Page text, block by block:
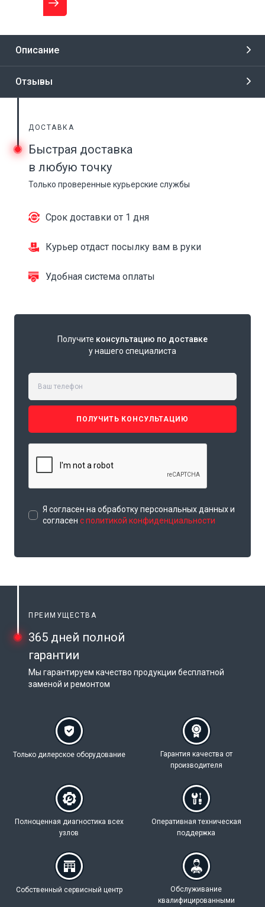
Описание
Отзывы
ДОСТАВКА
Быстрая доставка
в любую точку
Только проверенные курьерские службы
Срок доставки от 1 дня
Курьер отдаст посылку вам в руки
Удобная система оплаты
Получите консультацию по доставке
у нашего специалиста
ПОЛУЧИТЬ КОНСУЛЬТАЦИЮ
Я согласен на обработку персональных данных и
согласен с политикой конфиденциальности
ПРЕИМУЩЕСТВА
365 дней полной
гарантии
Мы гарантируем качество продукции бесплатной
заменой и ремонтом
Только дилерское оборудование Гарантия качества от
производителя
Полноценная диагностика всех
узлов
Оперативная техническая
поддержка
Собственный сервисный центр
Обслуживание
квалифицированными